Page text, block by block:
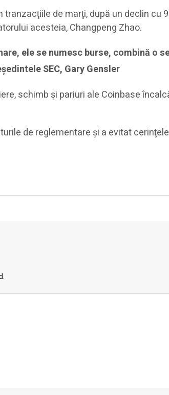
de marţi, după un declin
acesteia, Changpeng Zhao.
ele se numesc burse, combină o
SEC, Gary Gensler
schimb şi pariuri ale Coinbase
de reglementare şi a evitat